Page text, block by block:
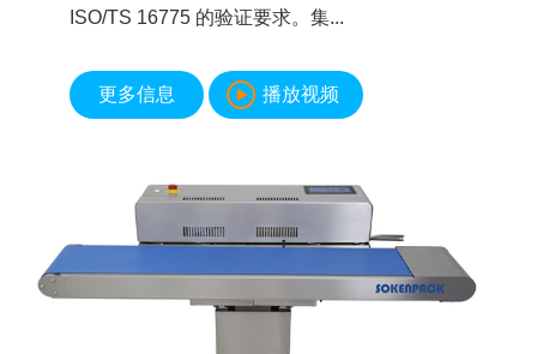
ISO/TS 16775 的验证要求。集...
更多信息 播放视频